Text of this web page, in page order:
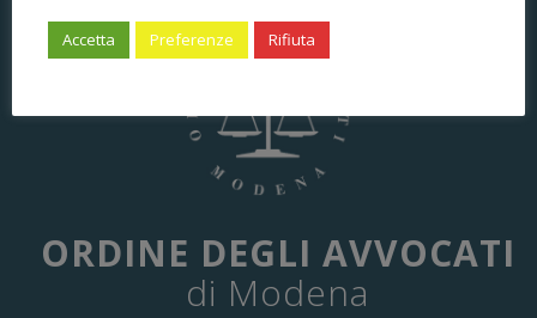
ORDINE DEGLI AVVOCATI
di Modena
Accetta Preferenze Rifiuta